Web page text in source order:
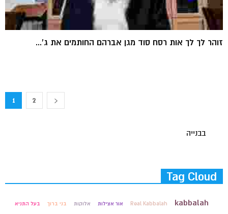
זוהר לך לך אות רסח סוד מגן אברהם החותמים את ג'...
1 2
בבנייה
Tag Cloud
kabbalah
Real Kabbalah אור אצילות אלוקות בני ברוך בעל התניא